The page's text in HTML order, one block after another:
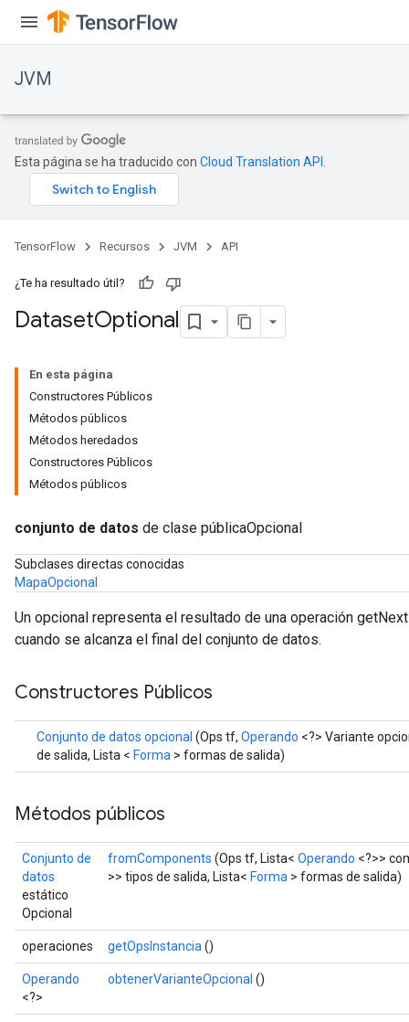
JVM
Esta página se ha traducido con Cloud Translation API
TensorFlow Recursos JVM API
¿Te ha resultado útil?
DatasetOptional
En esta página
Constructores Públicos
Métodos públicos
Métodos heredados
Constructores Públicos
Métodos públicos
conjunto de datos de clase públicaOpcional
Subclases directas conocidas
MapaOpcional
Un opcional representa el resultado de una operación
cuando se alcanza el final del conjunto de datos.
Constructores Públicos
Conjunto de datos opcional (Ops tf, Operando <?> Variante
de salida, Lista < Forma > formas de salida)
Métodos públicos
Conjunto de
datos
estático
Opcional
fromComponents (Ops tf, Lista< Operando <?>>
>> tipos de salida, Lista< Forma > formas de salida)
operaciones getOpsInstancia ()
Operando
<?>
obtenerVarianteOpcional ()